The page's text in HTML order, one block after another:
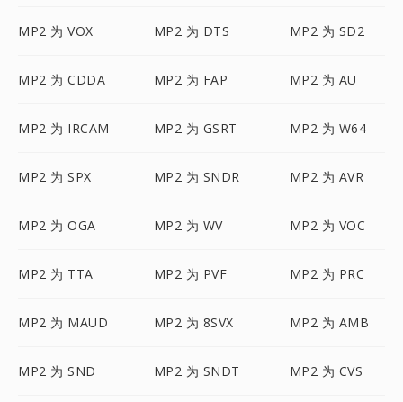
MP2 为 VOX MP2 为 DTS MP2 为 SD2
MP2 为 CDDA MP2 为 FAP MP2 为 AU
MP2 为 IRCAM MP2 为 GSRT MP2 为 W64
MP2 为 SPX MP2 为 SNDR MP2 为 AVR
MP2 为 OGA MP2 为 WV MP2 为 VOC
MP2 为 TTA MP2 为 PVF MP2 为 PRC
MP2 为 MAUD MP2 为 8SVX MP2 为 AMB
MP2 为 SND MP2 为 SNDT MP2 为 CVS